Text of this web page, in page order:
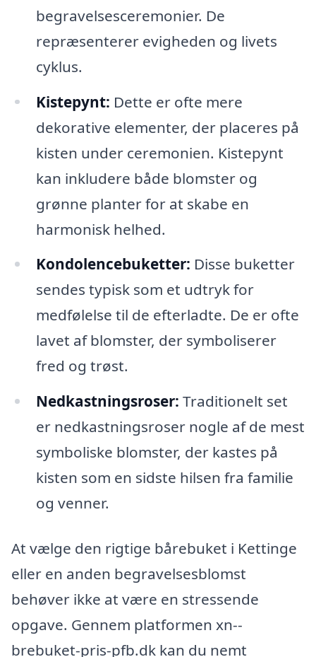
begravelsesceremonier. De
repræsenterer evigheden og livets
cyklus.
Kistepynt: Dette er ofte mere
dekorative elementer, der placeres på
kisten under ceremonien. Kistepynt
kan inkludere både blomster og
grønne planter for at skabe en
harmonisk helhed.
Kondolencebuketter: Disse buketter
sendes typisk som et udtryk for
medfølelse til de efterladte. De er ofte
lavet af blomster, der symboliserer
fred og trøst.
Nedkastningsroser: Traditionelt set
er nedkastningsroser nogle af de mest
symboliske blomster, der kastes på
kisten som en sidste hilsen fra familie
og venner.
At vælge den rigtige bårebuket i Kettinge
eller en anden begravelsesblomst
behøver ikke at være en stressende
opgave. Gennem platformen xn--
brebuket-pris-pfb.dk kan du nemt